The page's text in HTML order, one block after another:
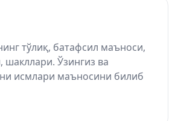
тўлиқ, батафсил маъноси,
Ўзингиз ва
исмлари маъносини билиб